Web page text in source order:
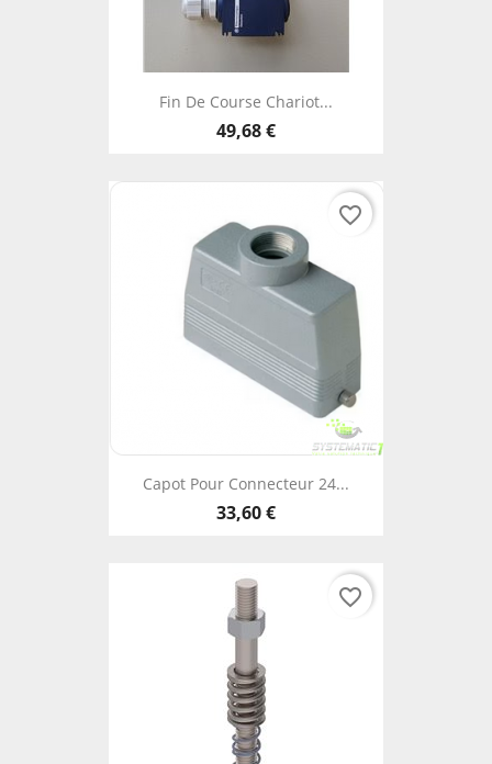
Fin De Course Chariot...
49,68 €
Capot Pour Connecteur 24...
33,60 €
favorite_border
favorite_border